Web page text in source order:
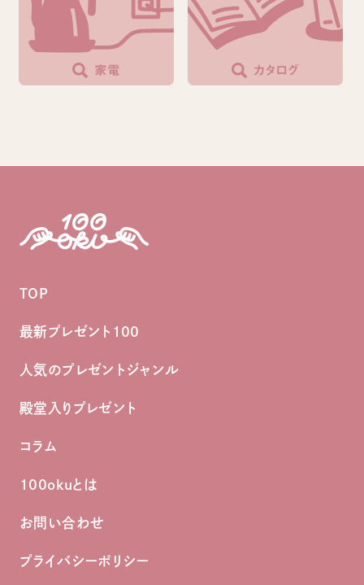
家電 カタログ
TOP
最新プレゼント100
人気のプレゼントジャンル
殿堂入りプレゼント
コラム
100okuとは
お問い合わせ
プライバシーポリシー